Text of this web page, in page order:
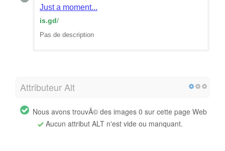
Just a moment...
is.gd/
Pas de description
Attributeur Alt
Nous avons trouvÃ© des images 0 sur cette page Web
Aucun attribut ALT n'est vide ou manquant.